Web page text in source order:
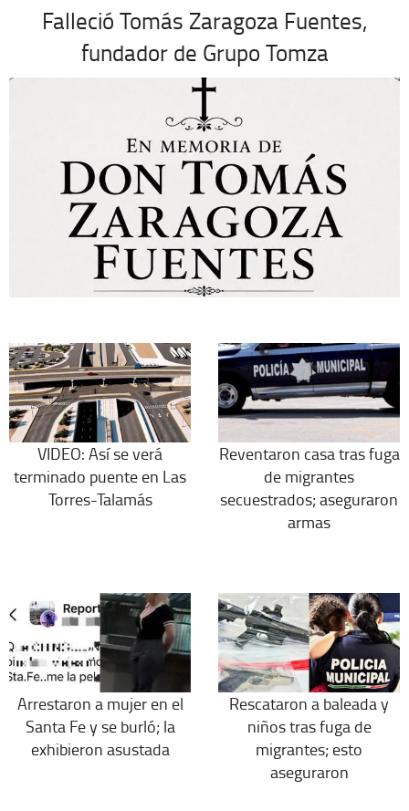
Falleció Tomás Zaragoza Fuentes,
fundador de Grupo Tomza
VIDEO: Así se verá
terminado puente en Las
Torres-Talamás
Reventaron casa tras fuga
de migrantes
secuestrados; aseguraron
armas
Arrestaron a mujer en el
Santa Fe y se burló; la
exhibieron asustada
Rescataron a baleada y
niños tras fuga de
migrantes; esto
aseguraron